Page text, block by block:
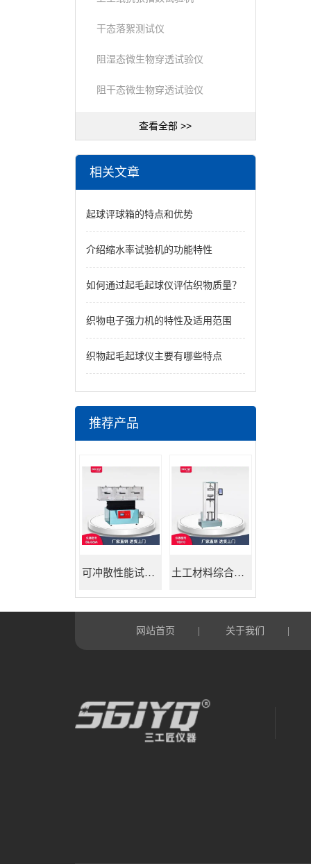
干态落絮测试仪
阻湿态微生物穿透试验仪
阻干态微生物穿透试验仪
查看全部 >>
相关文章
起球评球箱的特点和优势
介绍缩水率试验机的功能特性
如何通过起毛起球仪评估织物质量？
织物电子强力机的特性及适用范围
织物起毛起球仪主要有哪些特点
推荐产品
可冲散性能试验机 土工材料综合试验机
网站首页 关于我们